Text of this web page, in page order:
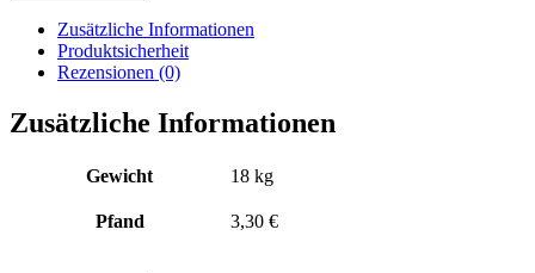
Zusätzliche Informationen
Produktsicherheit
Rezensionen (0)
Zusätzliche Informationen
Gewicht 18 kg
Pfand 3,30 €